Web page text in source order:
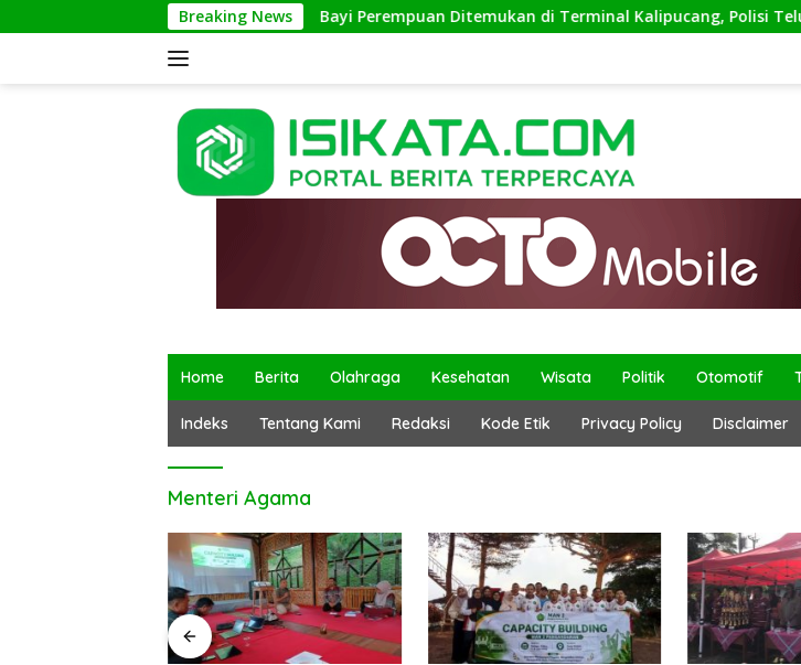
ke
Breaking NewsBayi Perempuan Ditemukan di Terminal Kalipucang, Polisi Telusuri
Home Berita Olahraga Kesehatan Wisata Politik Otomotif
Indeks Tentang Kami Redaksi Kode Etik Privacy Policy Disclaimer
Menteri Agama